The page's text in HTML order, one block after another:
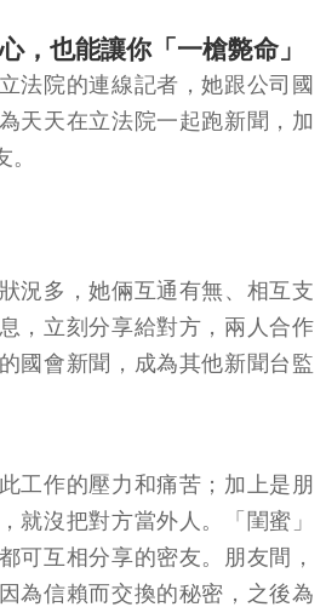
，也能讓你「一槍斃命」
法院的連線記者，她跟公司國
天天在立法院一起跑新聞，加
況多，她倆互通有無、相互支
，立刻分享給對方，兩人合作
國會新聞，成為其他新聞台監
工作的壓力和痛苦；加上是朋
就沒把對方當外人。「閨蜜」
可互相分享的密友。朋友間，
為信賴而交換的秘密，之後為